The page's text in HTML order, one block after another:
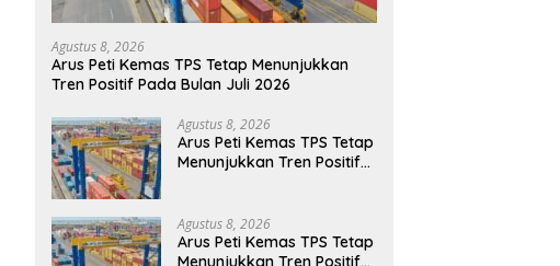
Agustus 8, 2026
Arus Peti Kemas TPS Tetap Menunjukkan
Tren Positif Pada Bulan Juli 2026
Agustus 8, 2026
Arus Peti Kemas TPS Tetap
Menunjukkan Tren Positif
Agustus 8, 2026
Arus Peti Kemas TPS Tetap
Menunjukkan Tren Positif